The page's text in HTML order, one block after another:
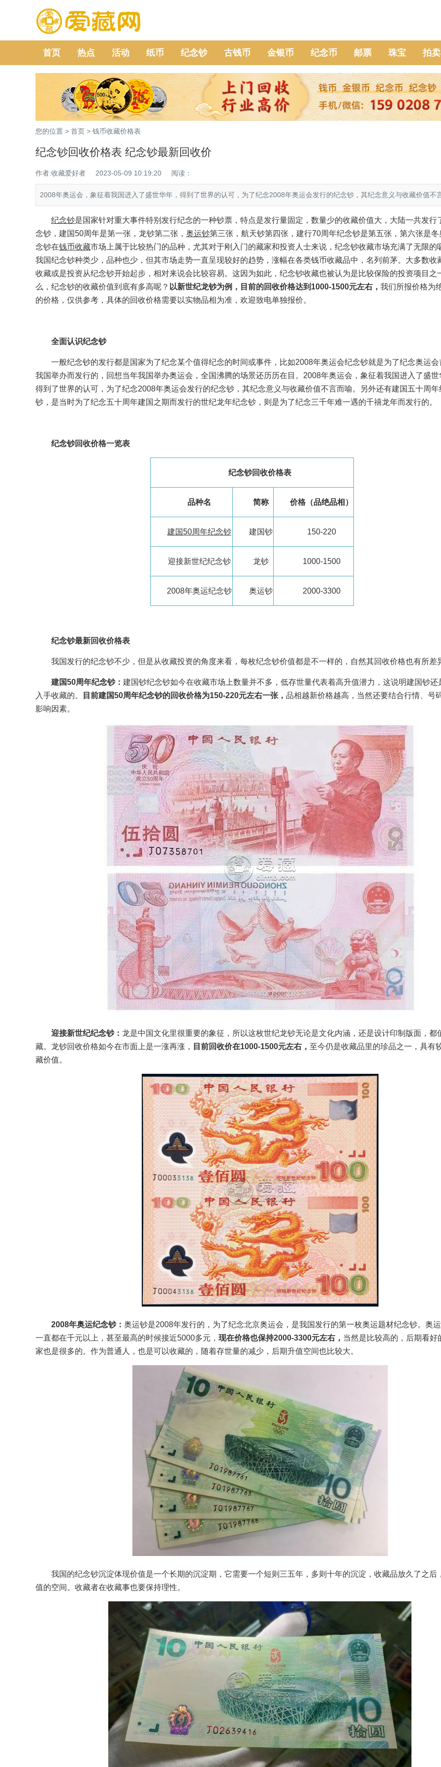
首页 热点 活动 纸币 纪念钞 古钱币 金银币 纪念币 邮票 珠宝 拍卖
您的位置 > 首页 > 钱币收藏价格表
纪念钞回收价格表 纪念钞最新回收价
作者:收藏爱好者 2023-05-09 10:19:20 阅读：
2008年奥运会，象征着我国进入了盛世华年，得到了世界的认可，为了纪念2008年奥运会发行的纪念钞，其纪念意义与收藏价值不
纪念钞是国家针对重大事件特别发行纪念的一种钞票，特点是发行量固定，数量少的收藏价值大，大陆一共发行
念钞，建国50周年是第一张，龙钞第二张， 奥运钞第三张，航天钞第四张，建行70周年纪念钞是第五张，第六张是冬
念钞在钱币收藏市场上属于比较热门的品种，尤其对于刚入门的藏家和投资人士来说，纪念钞收藏市场充满了无限的
我国纪念钞种类少，品种也少，但其市场走势一直呈现较好的趋势，涨幅在各类钱币收藏品中，名列前茅。大多数收
收藏或是投资从纪念钞开始起步，相对来说会比较容易。这因为如此，纪念钞收藏也被认为是比较保险的投资项目之
么，纪念钞的收藏价值到底有多高呢？ 以新世纪龙钞为例，目前的回收价格达到1000-1500元左右， 我们所报价格为
的价格，仅供参考，具体的回收价格需要以实物品相为准，欢迎致电单独报价。
全面认识纪念钞
一般纪念钞的发行都是国家为了纪念某个值得纪念的时间或事件，比如2008年奥运会纪念钞就是为了纪念奥运会
我国举办而发行的，回想当年我国举办奥运会，全国沸腾的场景还历历在目。2008年奥运会，象征着我国进入了盛世
得到了世界的认可，为了纪念2008年奥运会发行的纪念钞，其纪念意义与收藏价值不言而喻。另外还有建国五十周年
钞，是当时为了纪念五十周年建国之期而发行的世纪龙年纪念钞，则是为了纪念三千年难一遇的千禧龙年而发行的。
纪念钞回收价格一览表
纪念钞回收价格表
品种名 简称 价格（品绝品相）
建国50周年纪念钞 建国钞 150-220
迎接新世纪纪念钞 龙钞 1000-1500
2008年奥运纪念钞 奥运钞 2000-3300
纪念钞最新回收价格表
我国发行的纪念钞不少，但是从收藏投资的角度来看，每枚纪念钞价值都是不一样的，自然其回收价格也有所差
建国50周年纪念钞： 建国钞纪念钞如今在收藏市场上数量并不多，低存世量代表着高升值潜力，这说明建国钞还
入手收藏的。
目前建国50周年纪念钞的回收价格为150-220元左右一张， 品相越新价格越高，当然还要结合行情、号
影响因素。
迎接新世纪纪念钞： 龙是中国文化里很重要的象征，所以这枚世纪龙钞无论是文化内涵，还是设计印制版面，都
藏。龙钞回收价格如今在市面上是一涨再涨，
目前回收价在1000-1500元左右， 至今仍是收藏品里的珍品之一，具有
藏价值。
2008年奥运纪念钞： 奥运钞是2008年发行的，为了纪念北京奥运会，是我国发行的第一枚奥运题材纪念钞。奥
一直都在千元以上，甚至最高的时候接近5000多元， 现在价格也保持2000-3300元左右， 当然是比较高的，后期看好
家也是很多的。作为普通人，也是可以收藏的，随着存世量的减少，后期升值空间也比较大。
我国的纪念钞沉淀体现价值是一个长期的沉淀期，它需要一个短则三五年，多则十年的沉淀，收藏品放久了之后
值的空间。收藏者在收藏事也要保持理性。